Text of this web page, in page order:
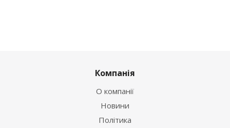
Компанія
О компанії
Новини
Політика